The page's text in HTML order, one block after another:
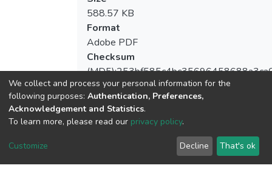
588.57 KB
Format
Adobe PDF
Checksum
View metrics
We collect and process your personal information for the
following purposes: Authentication, Preferences,
Acknowledgement and Statistics.
To learn more, please read our privacy policy.
Customize Decline That's ok